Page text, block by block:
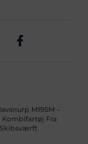
M195M –
Fra